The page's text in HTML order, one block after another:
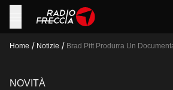
Home / Notizie / Brad Pitt Produrra Un
NOVITÀ